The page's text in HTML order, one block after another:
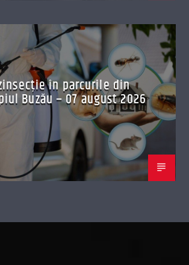
în parcurile din
Buzău – 07 august 2026